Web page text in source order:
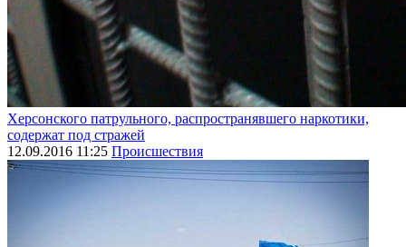
Херсонского патрульного, распространявшего наркотики,
содержат под стражей
12.09.2016 11:25 Происшествия